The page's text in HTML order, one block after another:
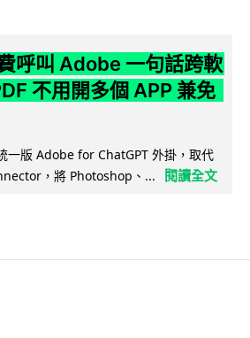
呼叫 Adobe 一句話跨軟
不用開多個 APP 兼免
一版 Adobe for ChatGPT 外掛，取代
，將 Photoshop、...
閱讀全文